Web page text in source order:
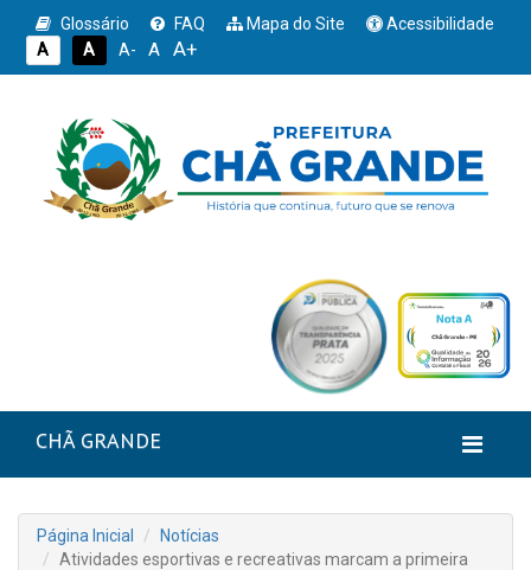
Glossário FAQ Mapa do Site
Acessibilidade
A
A A- A A+
CHÃ GRANDE
Página Inicial
Notícias
Atividades esportivas e recreativas marcam a primeira